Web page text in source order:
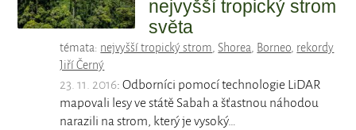
nejvyšší tropický strom
světa
témata: nejvyšší tropický strom,Shorea, Borneo, rekordy
Jiří Černý
23. 11. 2016: Odborníci pomocí technologie LiDAR
mapovali lesy ve státě Sabah a šťastnou náhodou
narazili na strom, který je vysoký…